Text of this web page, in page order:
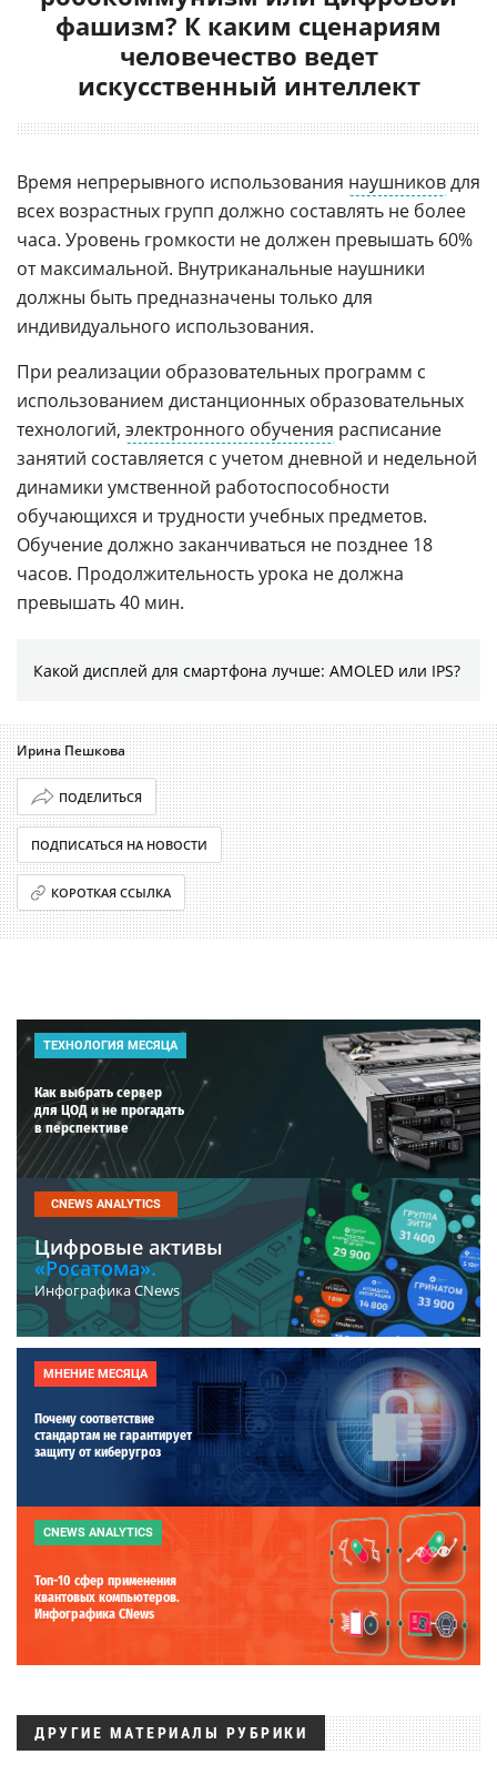
фашизм? К каким сценариям
человечество ведет
искусственный интеллект
Время непрерывного использования наушниковдля
всех возрастных групп должно составлять не более
часа. Уровень громкости не должен превышать 60%
от максимальной. Внутриканальные наушники
должны быть предназначены только для
индивидуального использования.
При реализации образовательных программ с
использованием дистанционных образовательных
технологий, электронного обучения расписание
занятий составляется с учетом дневной и недельной
динамики умственной работоспособности
обучающихся и трудности учебных предметов.
Обучение должно заканчиваться не позднее 18
часов. Продолжительность урока не должна
превышать 40 мин.
Какой дисплей для смартфона лучше: AMOLED или IPS?
Ирина Пешкова
ПОДЕЛИТЬСЯ
ПОДПИСАТЬСЯ НА НОВОСТИ
КОРОТКАЯ ССЫЛКА
ТЕХНОЛОГИЯ МЕСЯЦА
Как выбрать сервер
для ЦОД и не прогадать
в перспективе
CNEWS ANALYTICS
Цифровые активы
«Росатома».
Инфографика CNews
МНЕНИЕ МЕСЯЦА
Почему соответствие
стандартам не гарантирует
защиту от киберугроз
CNEWS ANALYTICS
Топ-10 сфер применения
квантовых компьютеров.
Инфографика CNews
ДРУГИЕ МАТЕРИАЛЫ РУБРИКИ